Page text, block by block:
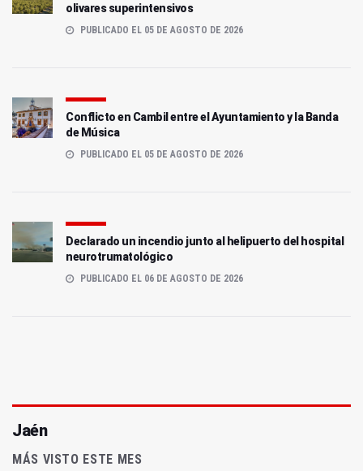
olivares superintensivos
PUBLICADO EL 05 DE AGOSTO DE 2026
Conflicto en Cambil entre el Ayuntamiento y la Banda
de Música
PUBLICADO EL 05 DE AGOSTO DE 2026
Declarado un incendio junto al helipuerto del hospital
neurotrumatológico
PUBLICADO EL 06 DE AGOSTO DE 2026
Jaén
MÁS VISTO ESTE MES